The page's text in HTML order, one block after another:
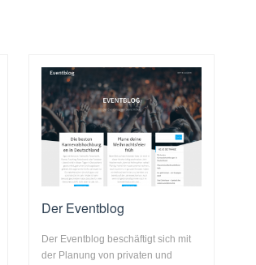
Der Eventblog
Der Eventblog beschäftigt sich mit
der Planung von privaten und